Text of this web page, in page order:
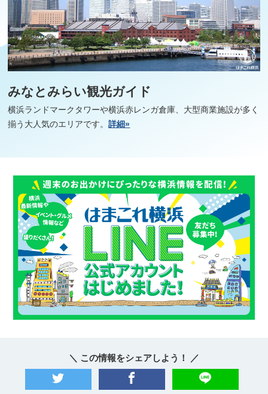
みなとみらい観光ガイド
横浜ランドマークタワーや横浜赤レンガ倉庫、大型商業施設が多く
揃う大人気のエリアです。詳細»
＼ この情報をシェアしよう！ ／